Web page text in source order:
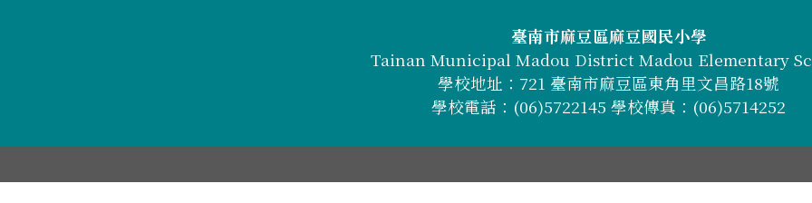
臺南市麻豆區麻豆國民小學
Tainan Municipal Madou District Madou Elementary
學校地址：721 臺南市麻豆區東角里文昌路18號
學校電話：(06)5722145 學校傳真：(06)5714252